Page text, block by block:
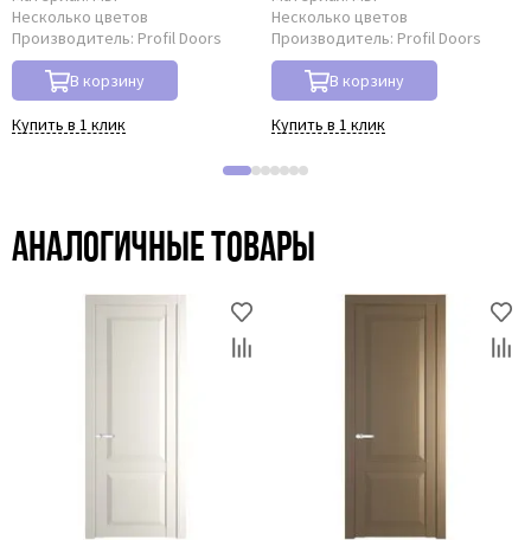
Несколько цветов
Производитель: Profil Doors
В корзину
Купить в 1 клик
Несколько цветов
Производитель: Profil Doors
В корзину
Купить в 1 клик
Аналогичные товары